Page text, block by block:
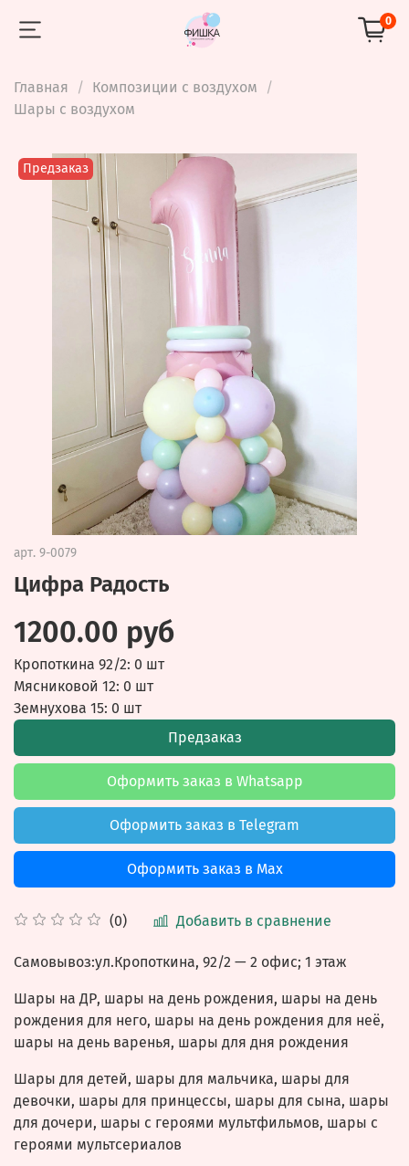
0
Главная
Композиции с воздухом
Шары с воздухом
Предзаказ
арт. 9-0079
Цифра Радость
(0) Добавить в сравнение
1200.00 руб
Кропоткина 92/2: 0 шт
Мясниковой 12: 0 шт
Земнухова 15: 0 шт
Предзаказ
Оформить заказ в Whatsapp
Оформить заказ в Telegram
Оформить заказ в Max
Самовывоз:ул.Кропоткина, 92/2 — 2 офис; 1 этаж
Шары на ДР, шары на день рождения, шары на день
рождения для него, шары на день рождения для неё,
шары на день варенья, шары для дня рождения
Шары для детей, шары для мальчика, шары для
девочки, шары для принцессы, шары для сына, шары
для дочери, шары с героями мультфильмов, шары с
героями мультсериалов